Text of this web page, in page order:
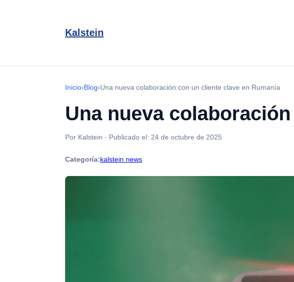
Kalstein
Inicio›Blog›Una nueva colaboración con un cliente clave en Rumanía
Una nueva
Por Kalstein · Publicado el: 24 de octubre de 2025
Categoría:kalstein news